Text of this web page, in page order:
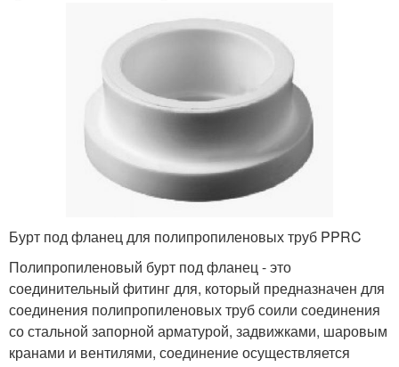
Бурт под фланец для полипропиленовых труб PPRC
Полипропиленовый бурт под фланец - это
соединительный фитинг для, который предназначен для
соединения полипропиленовых труб соили соединения
со стальной запорной арматурой, задвижками, шаровым
кранами и вентилями, соединение осуществляется